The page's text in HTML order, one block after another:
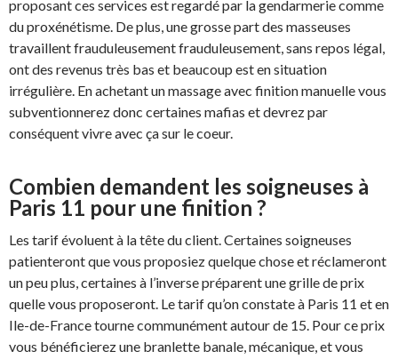
proposant ces services est regardé par la gendarmerie comme
du proxénétisme. De plus, une grosse part des masseuses
travaillent frauduleusement frauduleusement, sans repos légal,
ont des revenus très bas et beaucoup est en situation
irrégulière. En achetant un massage avec finition manuelle vous
subventionnerez donc certaines mafias et devrez par
conséquent vivre avec ça sur le coeur.
Combien demandent les soigneuses à
Paris 11 pour une finition ?
Les tarif évoluent à la tête du client. Certaines soigneuses
patienteront que vous proposiez quelque chose et réclameront
un peu plus, certaines à l’inverse préparent une grille de prix
quelle vous proposeront. Le tarif qu’on constate à Paris 11 et en
Ile-de-France tourne communément autour de 15. Pour ce prix
vous bénéficierez une branlette banale, mécanique, et vous